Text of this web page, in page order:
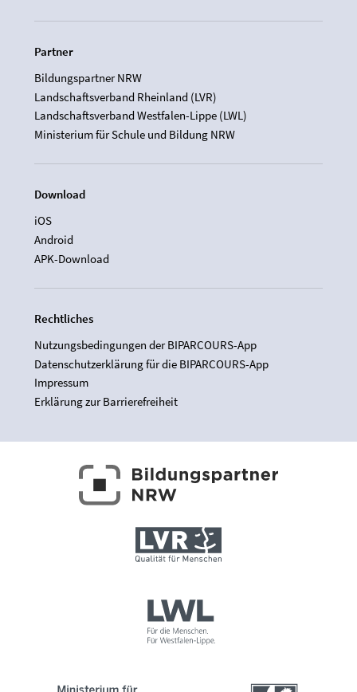
Partner
Bildungspartner NRW
Landschaftsverband Rheinland (LVR)
Landschaftsverband Westfalen-Lippe (LWL)
Ministerium für Schule und Bildung NRW
Download
iOS
Android
APK-Download
Rechtliches
Nutzungsbedingungen der BIPARCOURS-App
Datenschutzerklärung für die BIPARCOURS-App
Impressum
Erklärung zur Barrierefreiheit